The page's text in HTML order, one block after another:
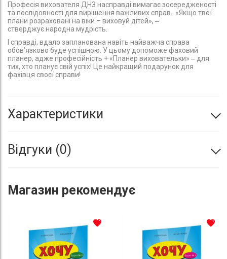
Професія вихователя ДНЗ насправді вимагає зосередженості
та послідовності для вирішення важливих справ. «Якщо твої
плани розраховані на віки – виховуй дітей», ‒
стверджує народна мудрість.
І справді, вдало запланована навіть найважча справа
обов’язково буде успішною. У цьому допоможе фаховий
планер, адже професійність + «Планер виховательки» ‒ для
тих, хто планує свій успіх! Це найкращий подарунок для
фахівця своєї справи!
Характеристики
Відгуки 0
Магазин рекомендує
До списку бажань